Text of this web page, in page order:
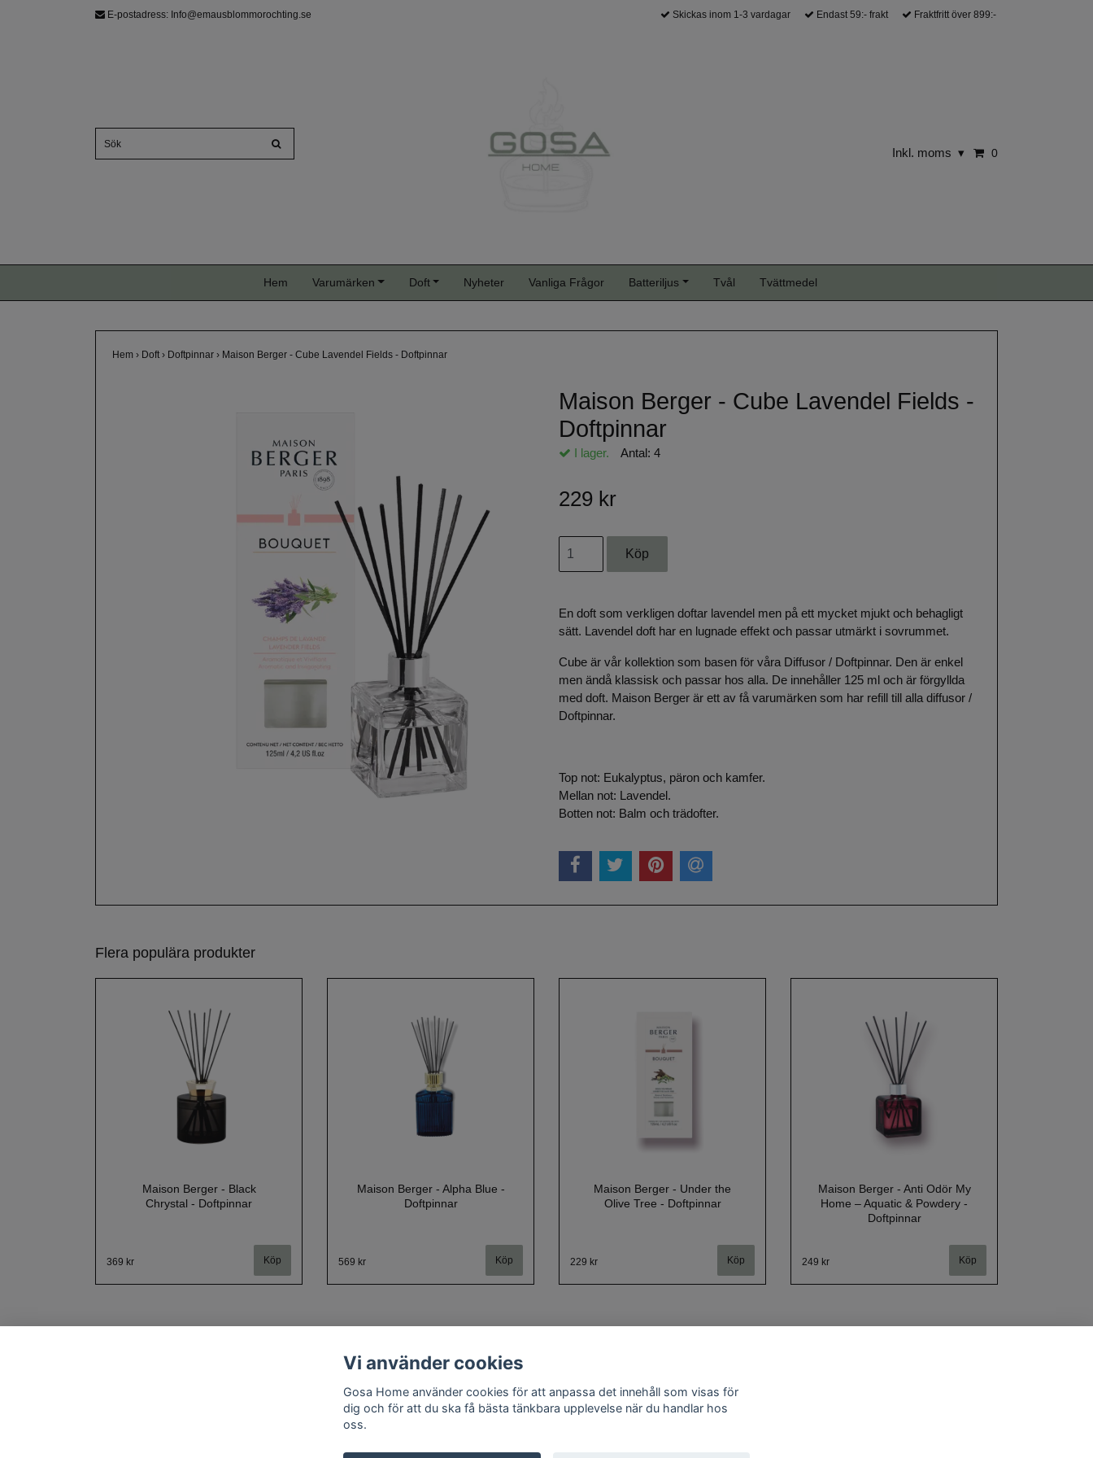
E-postadress: Info@emausblommorochting.se Skickas inom 1-3 vardagar Endast 59:- frakt Fraktfritt över 899:-
Inkl. moms ▾ 0
Hem Varumärken Doft Nyheter Vanliga Frågor Batteriljus Tvål Tvättmedel
Hem › Doft › Doftpinnar › Maison Berger - Cube Lavendel Fields - Doftpinnar
Maison Berger - Cube Lavendel Fields -
Doftpinnar
I lager. Antal: 4
229 kr
En doft som verkligen doftar lavendel men på ett mycket mjukt och behagligt
sätt. Lavendel doft har en lugnade effekt och passar utmärkt i sovrummet.
Cube är vår kollektion som basen för våra Diffusor / Doftpinnar. Den är enkel
men ändå klassisk och passar hos alla. De innehåller 125 ml och är förgyllda
med doft. Maison Berger är ett av få varumärken som har refill till alla diffusor /
Doftpinnar.
Top not: Eukalyptus, päron och kamfer.
Mellan not: Lavendel.
Botten not: Balm och trädofter.
Flera populära produkter
Maison Berger - Black
Chrystal - Doftpinnar
369 kr
Maison Berger - Alpha Blue -
Doftpinnar
569 kr
Maison Berger - Under the
Olive Tree - Doftpinnar
229 kr
Maison Berger - Anti Odör My
Home – Aquatic & Powdery -
Doftpinnar
249 kr
Om oss Kontakt Köpvillkor Cookie policy Doftguide
Vi använder cookies
Gosa Home använder cookies för att anpassa det innehåll som visas för
dig och för att du ska få bästa tänkbara upplevelse när du handlar hos
oss.